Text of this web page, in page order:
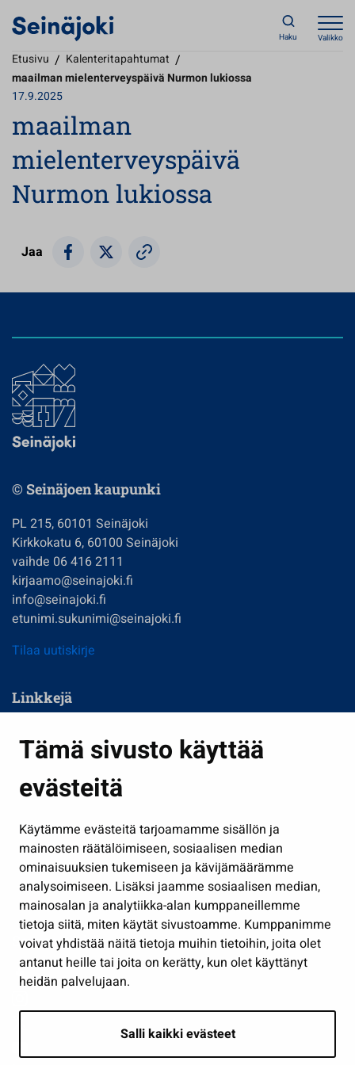
Tämä sivusto käyttää
evästeitä
Käytämme evästeitä tarjoamamme sisällön ja
mainosten räätälöimiseen, sosiaalisen median
ominaisuuksien tukemiseen ja kävijämäärämme
analysoimiseen. Lisäksi jaamme sosiaalisen median,
mainosalan ja analytiikka-alan kumppaneillemme
tietoja siitä, miten käytät sivustoamme. Kumppanimme
voivat yhdistää näitä tietoja muihin tietoihin, joita olet
antanut heille tai joita on kerätty, kun olet käyttänyt
heidän palvelujaan.
Salli kaikki evästeet
Haku Valikko
Etusivu / Kalenteritapahtumat /
maailman mielenterveyspäivä Nurmon lukiossa
17.9.2025
maailman
mielenterveyspäivä
Nurmon lukiossa
Jaa
© Seinäjoen kaupunki
PL 215, 60101 Seinäjoki
Kirkkokatu 6, 60100 Seinäjoki
vaihde 06 416 2111
kirjaamo@seinajoki.fi
info@seinajoki.fi
etunimi.sukunimi@seinajoki.fi
Tilaa uutiskirje
Linkkejä
Kasvatus ja opetus
Kulttuuri ja liikunta
Työ ja yrittäminen
Osallistu ja asioi
Näytä omat evästeasetukseni
Seuraa meitä